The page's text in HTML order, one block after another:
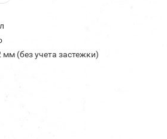
мм (без учета застежки)